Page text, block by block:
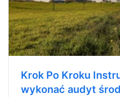
Krok Po Kroku
wykonać audyt